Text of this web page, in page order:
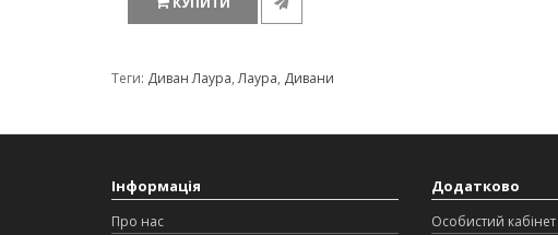
Теги: Диван Лаура,Лаура, Дивани
Інформація
Про нас
Додатково
Особистий кабінет